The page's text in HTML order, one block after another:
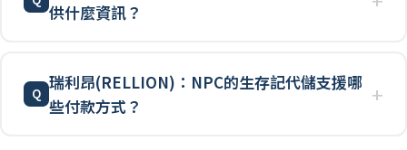
供什麼資訊？
瑞利昂(RELLION)：NPC的生存記代儲支援哪
些付款方式？